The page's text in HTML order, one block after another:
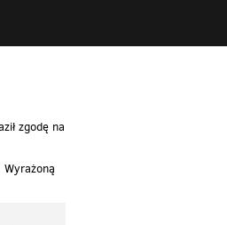
zgodę na